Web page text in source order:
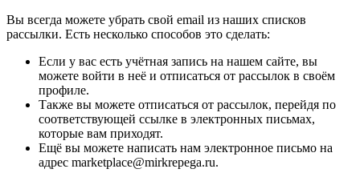
Вы всегда можете убрать свой email из наших списков
рассылки. Есть несколько способов это сделать:
Если у вас есть учётная запись на нашем сайте, вы
можете войти в неё и отписаться от рассылок в своём
профиле.
Также вы можете отписаться от рассылок, перейдя по
соответствующей ссылке в электронных письмах,
которые вам приходят.
Ещё вы можете написать нам электронное письмо на
адрес marketplace@mirkrepega.ru.